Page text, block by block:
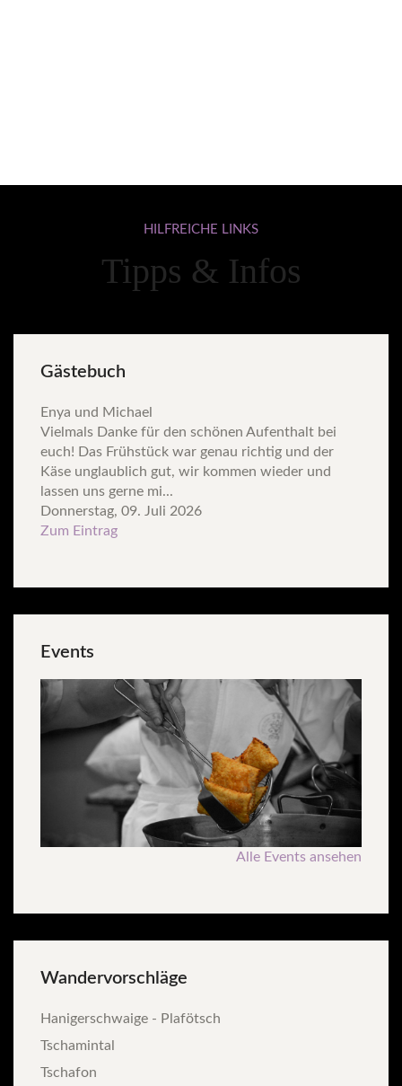
HILFREICHE LINKS
Tipps & Infos
Gästebuch
Enya und Michael
Vielmals Danke für den schönen Aufenthalt bei
euch! Das Frühstück war genau richtig und der
Käse unglaublich gut, wir kommen wieder und
lassen uns gerne mi...
Donnerstag, 09. Juli 2026
Zum Eintrag
Events
Alle Events ansehen
Wandervorschläge
Hanigerschwaige - Plafötsch
Tschamintal
Tschafon